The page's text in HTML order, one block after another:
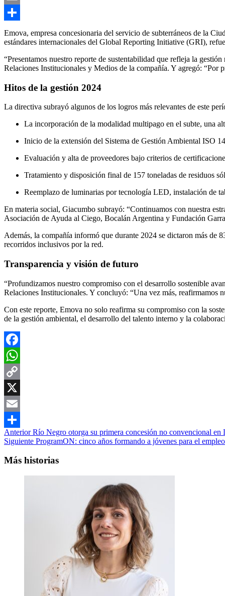
Email
Compartir
Emova, empresa concesionaria del servicio de subterráneos de la
estándares internacionales del Global Reporting Initiative (GRI),
“Presentamos nuestro reporte de sustentabilidad que refleja la
Relaciones Institucionales y Medios de la compañía. Y agregó: “Por
Hitos de la gestión 2024
La directiva subrayó algunos de los logros más relevantes de este
La incorporación de la modalidad multipago en el subte, una
Inicio de la extensión del Sistema de Gestión Ambiental ISO
Evaluación y alta de proveedores bajo criterios de
Tratamiento y disposición final de 157 toneladas de residuos
Reemplazo de luminarias por tecnología LED, instalación de
En materia social, Giacumbo subrayó: “Continuamos con nuestra
Asociación de Ayuda al Ciego, Bocalán Argentina y Fundación
Además, la compañía informó que durante 2024 se dictaron más de
recorridos inclusivos por la red.
Transparencia y visión de futuro
“Profundizamos nuestro compromiso con el desarrollo sostenible
Relaciones Institucionales. Y concluyó: “Una vez más, reafirmamos
Con este reporte, Emova no solo reafirma su compromiso con la
de la gestión ambiental, el desarrollo del talento interno y la
Facebook
WhatsApp
Copy
Link
X
Email
Compartir
Navegación
de
entradas
AnteriorRío Negro otorga su primera concesión no convencional
Siguiente ProgramON: cinco años formando a jóvenes para el
Más historias